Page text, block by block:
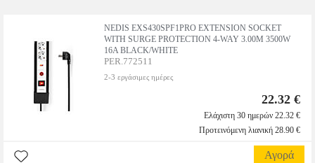
NEDIS EXS430SPF1PRO EXTENSION SOCKET
WITH SURGE PROTECTION 4-WAY 3.00M 3500W
16A BLACK/WHITE
PER.772511
2-3 εργάσιμες ημέρες
22.32 €
Ελάχιστη 30 ημερών 22.32 €
Προτεινόμενη λιανική 28.90 €
Αγορά